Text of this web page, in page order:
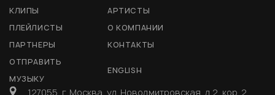
КЛИПЫ
АРТИСТЫ
ПЛЕЙЛИСТЫ
О КОМПАНИИ
ПАРТНЕРЫ
КОНТАКТЫ
ОТПРАВИТЬ
МУЗЫКУ
ENGLISH
127055, г. Москва, ул. Новодмитровская, д 2, кор. 2